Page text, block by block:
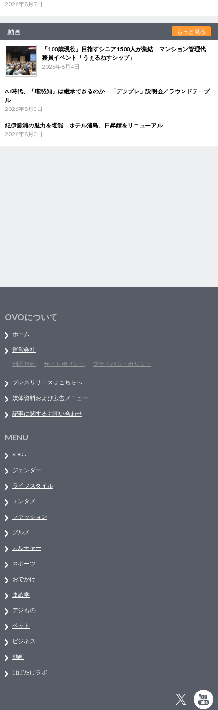
2026年8月7日
動画 もっと見る
「100歳現役」目指すシニア1500人が集結 マンション管理代
務員イベント「うぇるねすシップ」
2026年8月4日
AI時代、「暗黙知」は継承できるのか 「デジブレ」説明会／ラウンドテーブ
ル
2026年8月3日
紀伊勝浦の魅力を堪能 ホテル浦島、日昇館をリニューアル
2026年8月3日
OVOについて
ホーム
運営会社
利用規約
サイトポリシー プライバシーポリシー
プレスリリースはこちらへ
媒体資料および広告メニュー
記事に関するお問い合わせ
MENU
SDGs
ジェンダー
ライフスタイル
エンタメ
ファッション
グルメ
カルチャー
スポーツ
おでかけ
まめ学
デジもの
ペット
ビジネス
動画
はばたけラボ